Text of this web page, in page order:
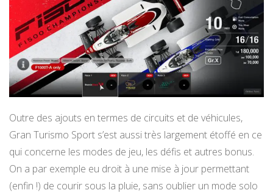
Outre des ajouts en termes de circuits et de véhicules,
Gran Turismo Sport s’est aussi très largement étoffé en ce
qui concerne les modes de jeu, les défis et autres bonus.
On a par exemple eu droit à une mise à jour permettant
(enfin !) de courir sous la pluie, sans oublier un mode solo